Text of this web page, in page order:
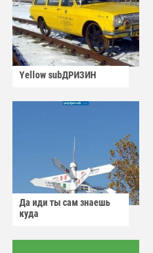
Yellow subДРИЗИН
Да иди ты сам знаешь
куда